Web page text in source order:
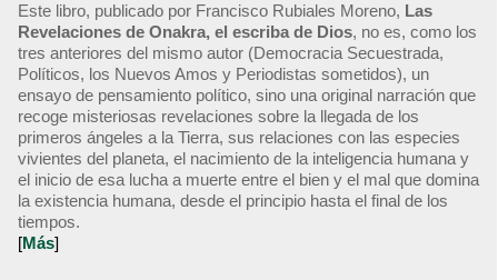
Este libro, publicado por Francisco Rubiales Moreno, Las
Revelaciones de Onakra, el escriba de Dios, no es, como los
tres anteriores del mismo autor (Democracia Secuestrada,
Políticos, los Nuevos Amos y Periodistas sometidos), un
ensayo de pensamiento político, sino una original narración que
recoge misteriosas revelaciones sobre la llegada de los
primeros ángeles a la Tierra, sus relaciones con las especies
vivientes del planeta, el nacimiento de la inteligencia humana y
el inicio de esa lucha a muerte entre el bien y el mal que domina
la existencia humana, desde el principio hasta el final de los
tiempos.
[Más]